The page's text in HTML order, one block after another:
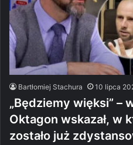
Bartłomiej Stachura 10 lipca
„Będziemy więksi” –
Oktagon wskazał, w
zostało już